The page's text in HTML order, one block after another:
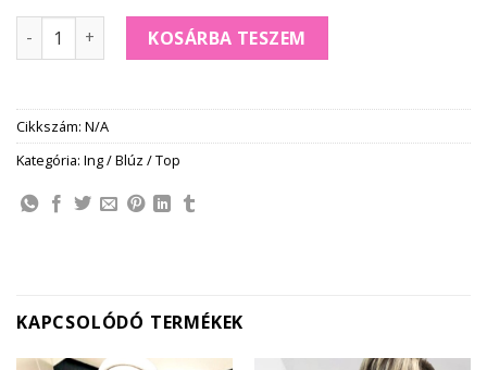
ANNALUNA nyitott,-muszlin FELSŐ gyöngy berakással
KOSÁRBA TESZEM
Cikkszám: N/A
Kategória: Ing / Blúz / Top
KAPCSOLÓDÓ TERMÉKEK